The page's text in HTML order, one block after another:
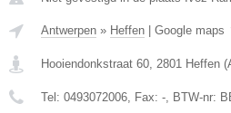
Antwerpen » Heffen | Google maps
Hooiendonkstraat 60 2801 Heffen (
Tel: 0493072006 , Fax: - , BTW-nr: